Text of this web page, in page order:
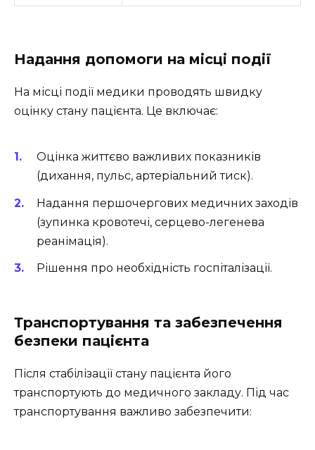
Надання допомоги на місці події
На місці події медики проводять швидку
оцінку стану пацієнта. Це включає:
Оцінка життєво важливих показників
(дихання, пульс, артеріальний тиск).
Надання першочергових медичних заходів
(зупинка кровотечі, серцево-легенева
реанімація).
Рішення про необхідність госпіталізації.
Транспортування та забезпечення
безпеки пацієнта
Після стабілізації стану пацієнта його
транспортують до медичного закладу. Під час
транспортування важливо забезпечити: